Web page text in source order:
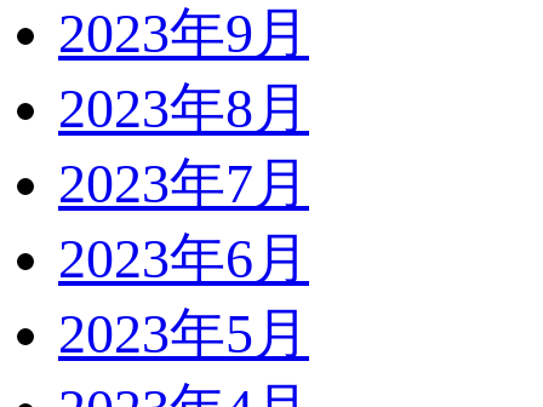
2023年9月
2023年8月
2023年7月
2023年6月
2023年5月